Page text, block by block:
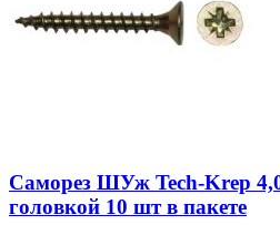
Саморез ШУж Tech-Krep
головкой 10 шт в пакете